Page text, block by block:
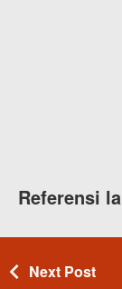
Referensi
Next Post